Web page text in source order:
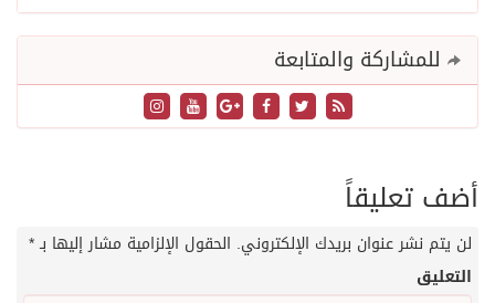
للمشاركة والمتابعة
أضف تعليقاً
لن يتم نشر عنوان بريدك الإلكتروني. الحقول الإلزامية مشار إليها بـ*
التعليق